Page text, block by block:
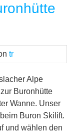
tr
Alpe
Buronhütte
Wanne. Unser
Buron Skilift.
und wählen den